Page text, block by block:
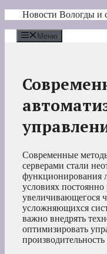
Перейти
содержимому
Новости Вологды и
Меню
Современные
серверами стали
функционирования
условиях
увеличивающегося
усложняющихся
важно внедрять
оптимизировать